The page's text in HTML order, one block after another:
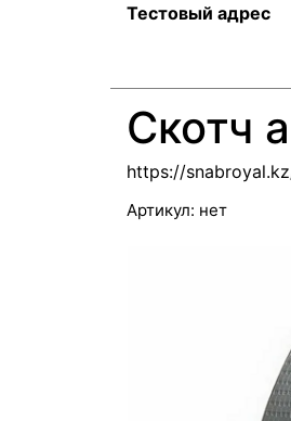
Тестовый адрес
Скотч
https://
Артикул: нет